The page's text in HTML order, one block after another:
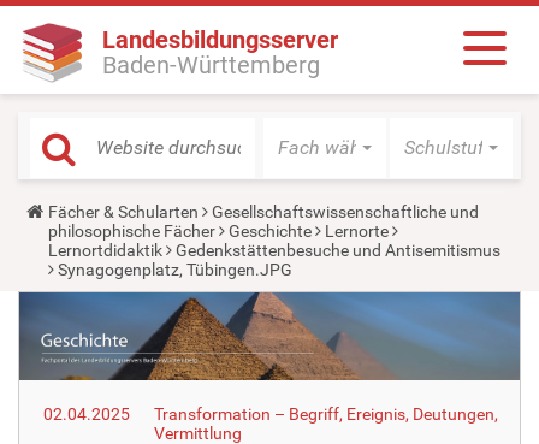
Landesbildungsserver
Baden-Württemberg
Fach wählen Schulstufe
Y
o
u
a
r
e
r
e
Fächer & Schularten
Gesellschaftswissenschaftliche und
philosophische Fächer
Geschichte
Lernorte
Lernortdidaktik
Gedenkstättenbesuche und Antisemitismus
Synagogenplatz, Tübingen.JPG
02.04.2025
Transformation – Begriff, Ereignis, Deutungen,
Vermittlung